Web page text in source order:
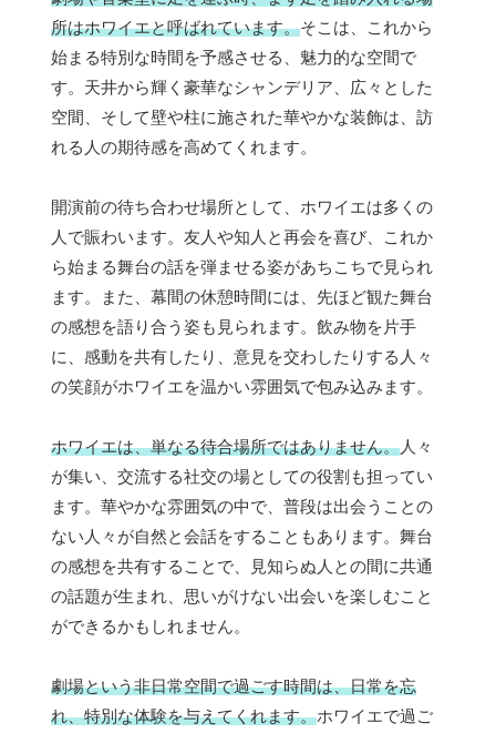
所はホワイエと呼ばれています。そこは、これから
始まる特別な時間を予感させる、魅力的な空間で
す。天井から輝く豪華なシャンデリア、広々とした
空間、そして壁や柱に施された華やかな装飾は、訪
れる人の期待感を高めてくれます。
開演前の待ち合わせ場所として、ホワイエは多くの
人で賑わいます。友人や知人と再会を喜び、これか
ら始まる舞台の話を弾ませる姿があちこちで見られ
ます。また、幕間の休憩時間には、先ほど観た舞台
の感想を語り合う姿も見られます。飲み物を片手
に、感動を共有したり、意見を交わしたりする人々
の笑顔がホワイエを温かい雰囲気で包み込みます。
ホワイエは、単なる待合場所ではありません。人々
が集い、交流する社交の場としての役割も担ってい
ます。華やかな雰囲気の中で、普段は出会うことの
ない人々が自然と会話をすることもあります。舞台
の感想を共有することで、見知らぬ人との間に共通
の話題が生まれ、思いがけない出会いを楽しむこと
ができるかもしれません。
劇場という非日常空間で過ごす時間は、日常を忘
れ、特別な体験を与えてくれます。ホワイエで過ご